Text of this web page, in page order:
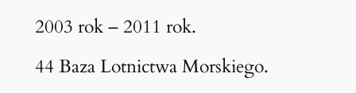
2003 rok – 2011 rok.
44 Baza Lotnictwa Morskiego.